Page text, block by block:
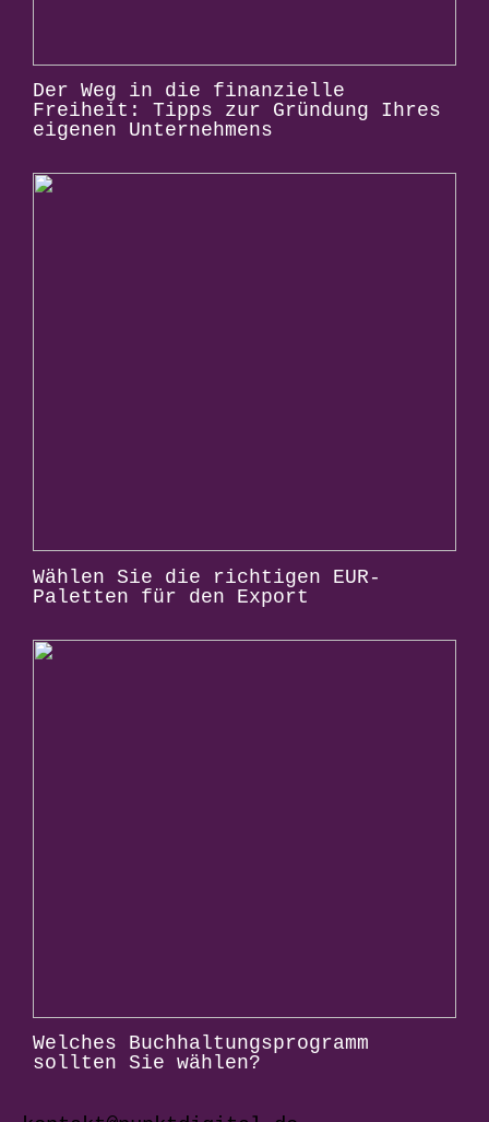
Der Weg in die finanzielle
Freiheit: Tipps zur Gründung Ihres
eigenen Unternehmens
Wählen Sie die richtigen EUR-
Paletten für den Export
Welches Buchhaltungsprogramm
sollten Sie wählen?